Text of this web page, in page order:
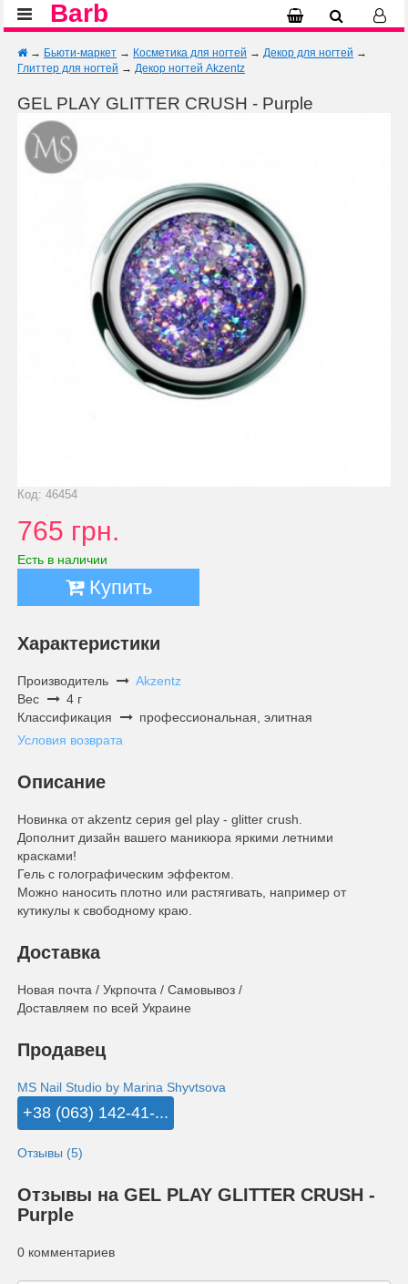
Barb
→ Бьюти-маркет → Косметика для ногтей → Декор для ногтей →
Глиттер для ногтей → Декор ногтей Akzentz
GEL PLAY GLITTER CRUSH - Purple
Код: 46454
765 грн.
Есть в наличии
Купить
Характеристики
Производитель
Akzentz
Вес
4 г
Классификация
профессиональная, элитная
Условия возврата
Описание
Новинка от akzentz серия gel play - glitter crush.
Дополнит дизайн вашего маникюра яркими летними
красками!
Гель с голографическим эффектом.
Можно наносить плотно или растягивать, например от
кутикулы к свободному краю.
Доставка
Новая почта / Укрпочта / Самовывоз /
Доставляем по всей Украине
Продавец
MS Nail Studio by Marina Shyvtsova
+38 (063) 142-41-...
Отзывы (5)
Отзывы на GEL PLAY GLITTER CRUSH -
Purple
0 комментариев